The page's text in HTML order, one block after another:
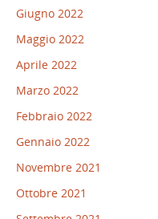
Giugno 2022
Maggio 2022
Aprile 2022
Marzo 2022
Febbraio 2022
Gennaio 2022
Novembre 2021
Ottobre 2021